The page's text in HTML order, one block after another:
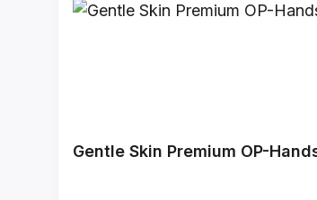
Gentle Skin Premium OP-